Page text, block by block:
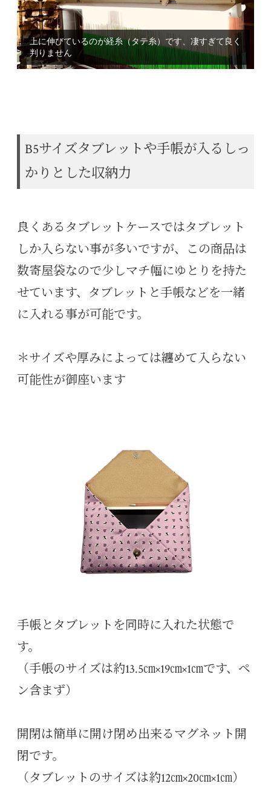
上に伸びているのが経糸（タテ糸）です、凄すぎて良く
判りません
こちらは高速織機と呼ばれるものです、所謂電子ジャカ
ードで紋紙の代わりにデータで糸の操作を行います
B5サイズタブレットや手帳が入るしっ
かりとした収納力
良くあるタブレットケースではタブレット
しか入らない事が多いですが、この商品は
数寄屋袋なので少しマチ幅にゆとりを持た
せています、タブレットと手帳などを一緒
に入れる事が可能です。
＊サイズや厚みによっては纏めて入らない
可能性が御座います
手帳とタブレットを同時に入れた状態で
す。
（手帳のサイズは約13.5㎝×19㎝×1㎝です、ペ
ン含まず）
開閉は簡単に開け閉め出来るマグネット開
閉です。
（タブレットのサイズは約12㎝×20㎝×1㎝）